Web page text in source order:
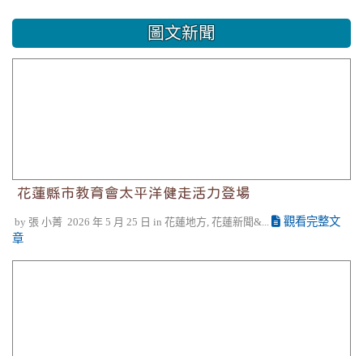
圖文新聞
花蓮縣市教育會太平洋健走活力登場
by 張 小菁 2026 年 5 月 25 日 in 花蓮地方, 花蓮新聞&...
觀看完整文
章